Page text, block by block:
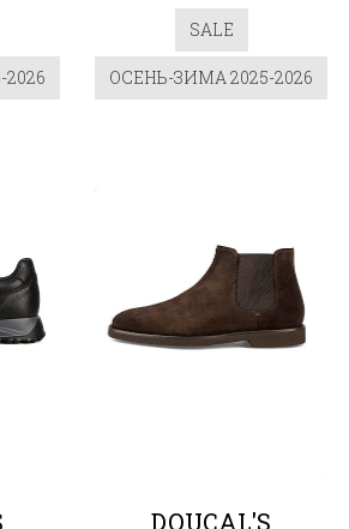
SALE
ОСЕНЬ-ЗИМА 2025-2026
DOUCAL'S